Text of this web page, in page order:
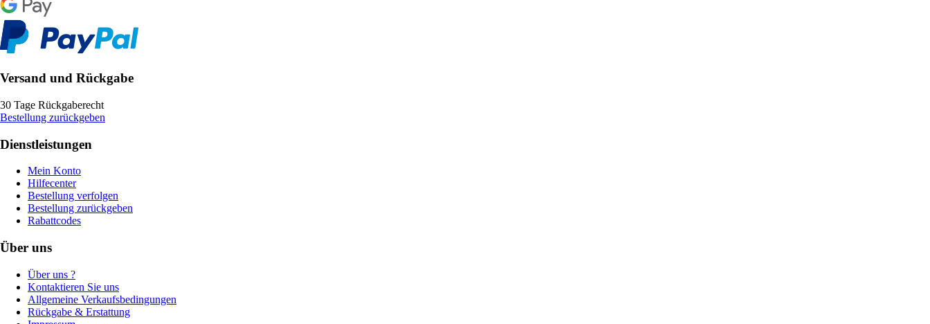
Versand und Rückgabe
30 Tage Rückgaberecht
Bestellung zurückgeben
Dienstleistungen
Mein Konto
Hilfecenter
Bestellung verfolgen
Bestellung zurückgeben
Rabattcodes
Über uns
Über uns ?
Kontaktieren Sie uns
Allgemeine Verkaufsbedingungen
Rückgabe & Erstattung